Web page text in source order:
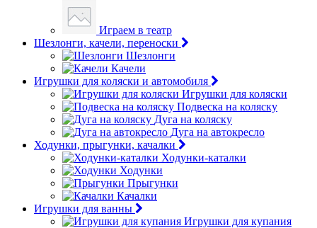
Играем в театр
Шезлонги, качели, переноски
Шезлонги
Качели
Игрушки для коляски и автомобиля
Игрушки для коляски
Подвеска на коляску
Дуга на коляску
Дуга на автокресло
Ходунки, прыгунки, качалки
Ходунки-каталки
Ходунки
Прыгунки
Качалки
Игрушки для ванны
Игрушки для купания